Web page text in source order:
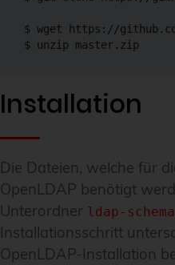
$ wget https://
$ unzip master.zip
Installation
Die Dateien, welche für
OpenLDAP benötigt
Unterordner ldap-schema
Installationsschritt
OpenLDAP-Installation